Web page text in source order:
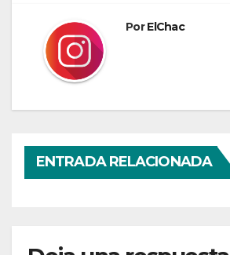
PorElChac
ENTRADA RELACIONADA